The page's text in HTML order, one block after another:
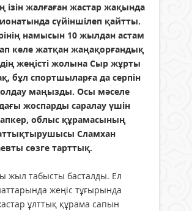
ізін жалғаған жастар жақында
сүйіншілеп қайтты.
намысын 10 жылдан астам
келе жатқан жаңақорғандық
жеңісті жолына Сыр жұрты
бұл спортшыларға да серпін
маңызды. Осы мәселе
жоспарды саралау үшін
облыс құрамасының
Сламхан
сөзге тарттық.
жыл табысты басталды. Ел
жеңіс тұғырында
ұлттық құрама сапын